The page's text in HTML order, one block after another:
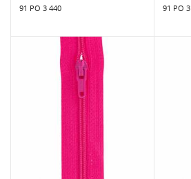
91 PO 3 440 91 PO